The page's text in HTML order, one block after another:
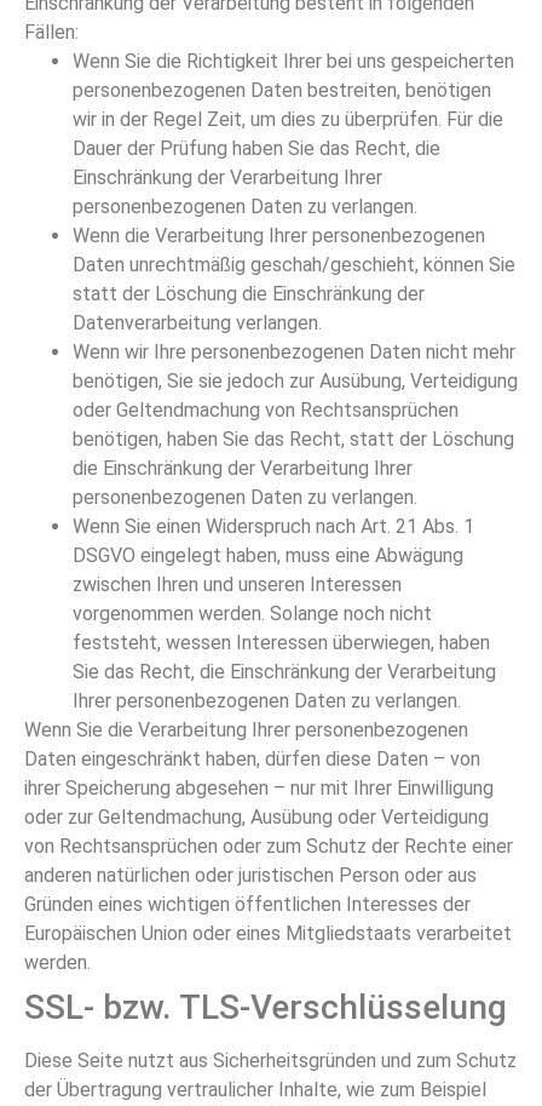
Fällen:
Wenn Sie die Richtigkeit Ihrer bei uns gespeicherten
personenbezogenen Daten bestreiten, benötigen
wir in der Regel Zeit, um dies zu überprüfen. Für die
Dauer der Prüfung haben Sie das Recht, die
Einschränkung der Verarbeitung Ihrer
personenbezogenen Daten zu verlangen.
Wenn die Verarbeitung Ihrer personenbezogenen
Daten unrechtmäßig geschah/geschieht, können Sie
statt der Löschung die Einschränkung der
Datenverarbeitung verlangen.
Wenn wir Ihre personenbezogenen Daten nicht mehr
benötigen, Sie sie jedoch zur Ausübung, Verteidigung
oder Geltendmachung von Rechtsansprüchen
benötigen, haben Sie das Recht, statt der Löschung
die Einschränkung der Verarbeitung Ihrer
personenbezogenen Daten zu verlangen.
Wenn Sie einen Widerspruch nach Art. 21 Abs. 1
DSGVO eingelegt haben, muss eine Abwägung
zwischen Ihren und unseren Interessen
vorgenommen werden. Solange noch nicht
feststeht, wessen Interessen überwiegen, haben
Sie das Recht, die Einschränkung der Verarbeitung
Ihrer personenbezogenen Daten zu verlangen.
Wenn Sie die Verarbeitung Ihrer personenbezogenen
Daten eingeschränkt haben, dürfen diese Daten – von
ihrer Speicherung abgesehen – nur mit Ihrer Einwilligung
oder zur Geltendmachung, Ausübung oder Verteidigung
von Rechtsansprüchen oder zum Schutz der Rechte einer
anderen natürlichen oder juristischen Person oder aus
Gründen eines wichtigen öffentlichen Interesses der
Europäischen Union oder eines Mitgliedstaats verarbeitet
werden.
SSL- bzw. TLS-Verschlüsselung
Diese Seite nutzt aus Sicherheitsgründen und zum Schutz
der Übertragung vertraulicher Inhalte, wie zum Beispiel